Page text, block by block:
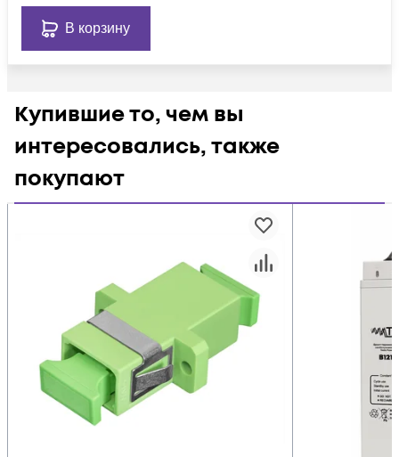
В корзину
Купившие то, чем вы
интересовались, также
покупают